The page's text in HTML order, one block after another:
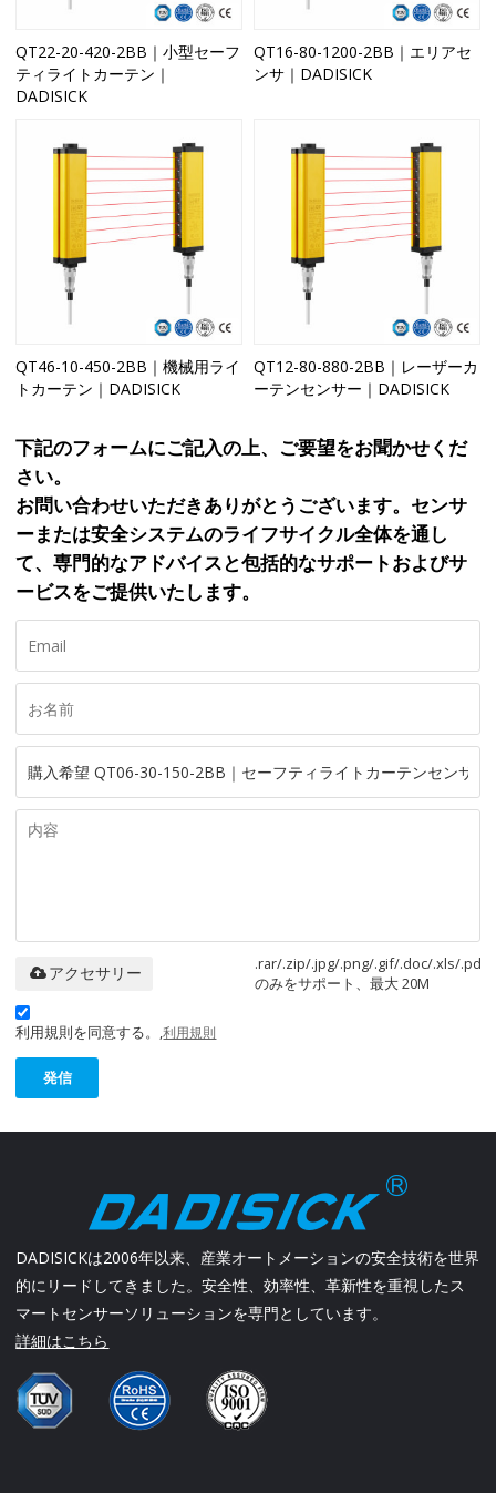
QT22-20-420-2BB｜小型セーフ
ティライトカーテン｜
DADISICK
QT16-80-1200-2BB｜エリアセ
ンサ｜DADISICK
QT46-10-450-2BB｜機械用ライ
トカーテン｜DADISICK
QT12-80-880-2BB｜レーザーカ
ーテンセンサー｜DADISICK
下記のフォームにご記入の上、ご要望をお聞かせくだ
さい。
お問い合わせいただきありがとうございます。センサ
ーまたは安全システムのライフサイクル全体を通し
て、専門的なアドバイスと包括的なサポートおよびサ
ービスをご提供いたします。
.rar/.zip/.jpg/.png/.gif/.doc/.xls/.pdf
のみをサポート、最大 20M
アクセサリー
利用規則を同意する。,利用規則
発信
DADISICKは2006年以来、産業オートメーションの安全技術を世界
的にリードしてきました。安全性、効率性、革新性を重視したス
マートセンサーソリューションを専門としています。
詳細はこちら